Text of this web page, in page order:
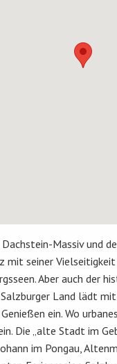
Massiv und
mit seiner
Aber auch der
Land lädt
ein. Wo
Die „alte Stadt im
im Pongau,